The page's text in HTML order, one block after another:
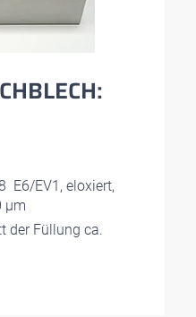
E6/EV1, eloxiert,
µm
der Füllung ca.